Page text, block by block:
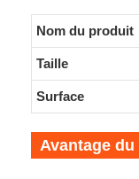
Nom du produit
Taille
Surface
Avantage